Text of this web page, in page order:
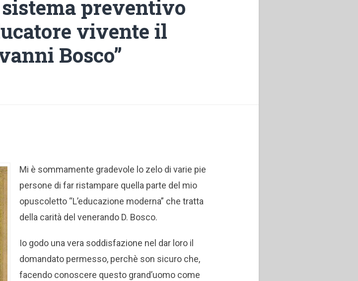
preventivo
vivente il
Bosco”
Mi è sommamente gradevole lo zelo di varie pie
persone di far ristampare quella parte del mio
opuscoletto “L’educazione moderna” che tratta
della carità del venerando D. Bosco.
Io godo una vera soddisfazione nel dar loro il
domandato permesso, perchè son sicuro che,
facendo conoscere questo grand’uomo come